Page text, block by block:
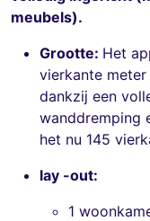
meubels).
Grootte: Het
vierkante
dankzij een
wanddremping
het nu 145
lay -out:
1